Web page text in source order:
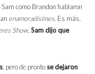
Sam como Brandon hablaron
enamoradísimes. Es más,
Show, Sam dijo que
, pero de pronto se dejaron